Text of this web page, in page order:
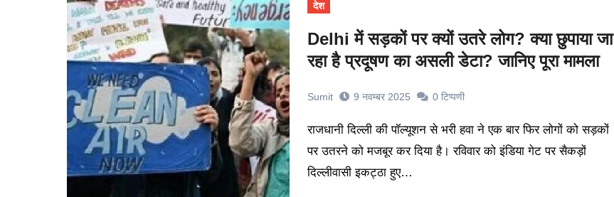
देश
Delhi में सड़कों पर क्यों उतरे लोग? क्या छुपाया जा
रहा है प्रदूषण का असली डेटा? जानिए पूरा मामला
Sumit 9 नवम्बर 2025 0 टिप्पणी
राजधानी दिल्ली की पॉल्यूशन से भरी हवा ने एक बार फिर लोगों को सड़कों
पर उतरने को मजबूर कर दिया है। रविवार को इंडिया गेट पर सैकड़ों
दिल्लीवासी इकट्ठा हुए…